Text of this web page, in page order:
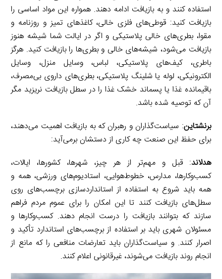
استفاده کنند و به بازیافت ادامه دهند. همواره این مواد اساسی را
بازیافت کنید: قوطی‌های فلزی خالی، کاغذهای تمیز و روزنامه و
مقوا، بطری‌های خالی پلاستیکی و اگر در ایالت شما شیشه هنوز
بازیافت می‌شود، شیشه‌های خالی و بطری‌ها را بازیافت کنید. هرگز
باطری، کیف‌های پلاستیکی، لباس، وسایل منزل، وسایل
الکترونیکی، لوله یا شلینگ پلاستیکی، بطری‌های داروی بی‌مصرف،
باقیمانده غذا یا پسماند خشک غذا را در سطل بازیافت نریزید مگر
آن که توصیه شده باشد.
برنشتاین: سیاست‌گذاران و رهبران که به بازیافت اهمیت می‌دهند،
برای حفظ این صنعت چه کاری از دستشان برمی‌آید:
هدلاند: قبل و مهم‌تر از هر چیز، شهرها، کشورها، ایالات،
کسب‌وکارها، مدارس، خطوط‌هوایی، استادیوم‌های ورزشی، همه و
همه باید شروع به استفاده از استانداردسازی برچسب‌های روی
سطل‌های بازیافت کنند تا این امکان را برای عموم مردم فراهم
سازند که بتوانند بازیافت را درست انجام دهند. کسب‌وکارها و
مسئولان شهری باید بر استفاده از برچسب‌های استاندارد تأکید و
اصرار کنند. و سیاست‌گذاران باید تعارضات منافعی را که مانع از
انجام روند بازیافت می‌شوند، غیرقانونی اعلام کنند.